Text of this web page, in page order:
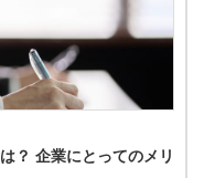
？ 企業にとってのメリ